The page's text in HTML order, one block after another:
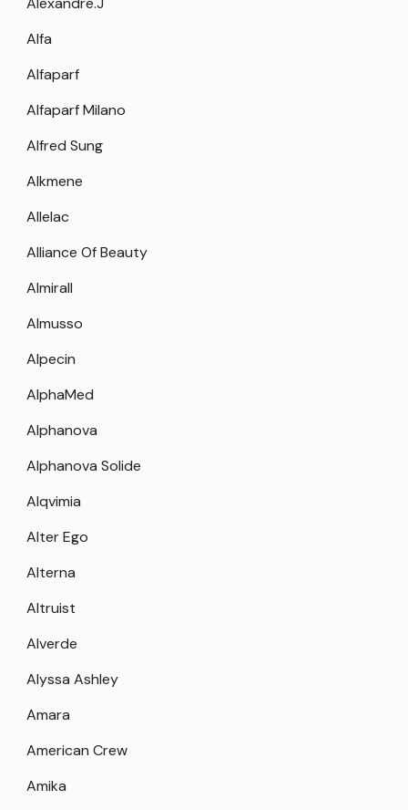
Alfa
Alfaparf
Alfaparf Milano
Alfred Sung
Alkmene
Allelac
Alliance Of Beauty
Almirall
Almusso
Alpecin
AlphaMed
Alphanova
Alphanova Solide
Alqvimia
Alter Ego
Alterna
Altruist
Alverde
Alyssa Ashley
Amara
American Crew
Amika